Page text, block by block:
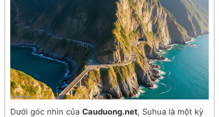
Dưới góc nhìn của Cauduong.net, Suhua là một kỳ